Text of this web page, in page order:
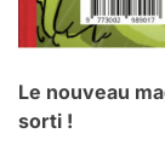
Le nouveau
sorti !